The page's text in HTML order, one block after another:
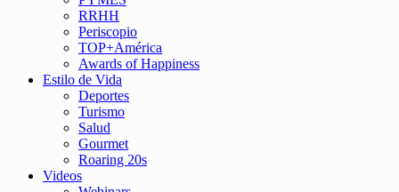
RRHH
Periscopio
TOP+América
Awards of Happiness
Estilo de Vida
Deportes
Turismo
Salud
Gourmet
Roaring 20s
Videos